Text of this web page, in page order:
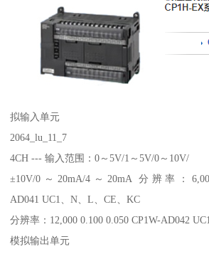
拟输入单元
2064_lu_11_7
4CH --- 输入范围：0～5V/1～5V/0～10V/
±10V/0～20mA/4～20mA 分辨率：
AD041 UC1、N、L、CE、KC
分辨率：12,000 0.100 0.050 CP1W-AD042
模拟输出单元